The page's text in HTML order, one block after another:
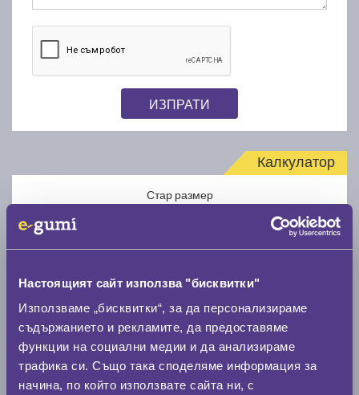
Настоящият сайт използва "бисквитки"
Използваме „бисквитки“, за да персонализираме
съдържанието и рекламите, да предоставяме
функции на социални медии и да анализираме
трафика си. Също така споделяме информация за
начина, по който използвате сайта ни, с
ИЗПРАТИ
Калкулатор
Стар размер
Нов размер